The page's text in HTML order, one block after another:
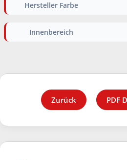
Hersteller Farbe
Innenbereich
Zurück PDF